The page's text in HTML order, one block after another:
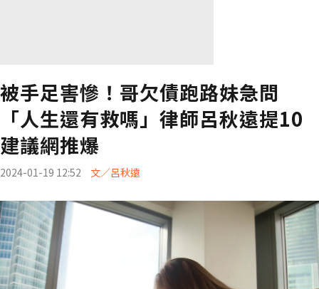
被手足害慘！哥欠債跑路妹急問
「人生還有救嗎」律師呂秋遠提10
建議網推爆
2024-01-19 12:52 文／呂秋遠